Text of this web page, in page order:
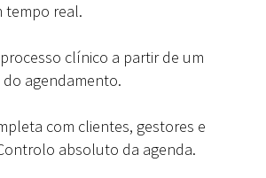
tempo real.
clínico a partir de um
agendamento.
com clientes, gestores e
absoluto da agenda.